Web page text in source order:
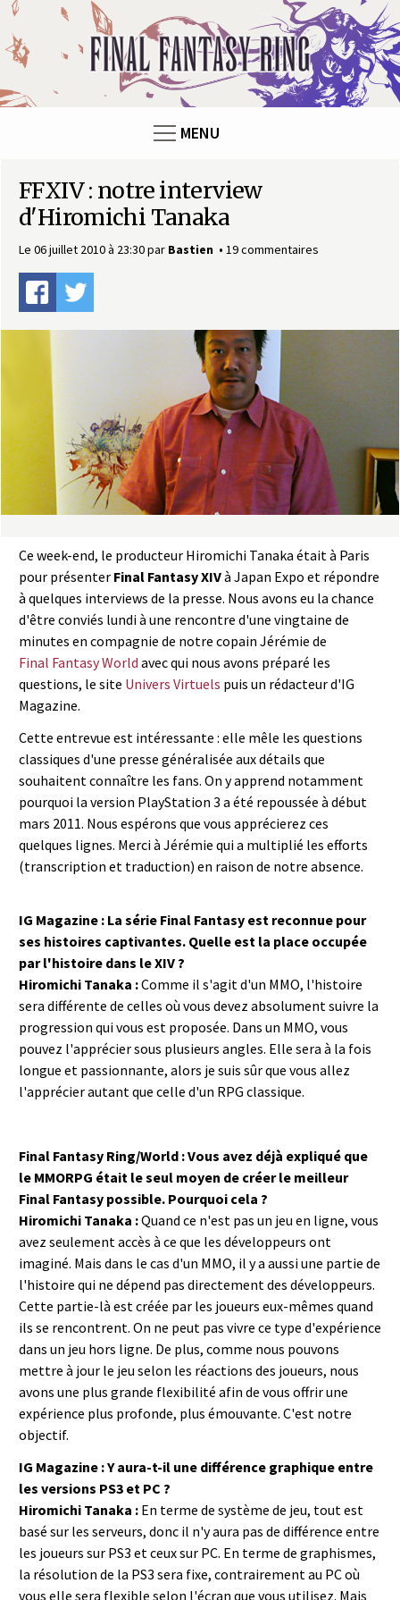
F
n
n
s
y
MENU
FFXIV : notre interview
d'Hiromichi Tanaka
Le 06 juillet 2010 à 23:30par Bastien 19 commentaires
Ce week-end, le producteur Hiromichi Tanaka était à Paris
pour présenter Final Fantasy XIVà Japan Expo et répondre
à quelques interviews de la presse. Nous avons eu la chance
d'être conviés lundi à une rencontre d'une vingtaine de
minutes en compagnie de notre copain Jérémie de
Final Fantasy World avec qui nous avons préparé les
questions, le site Univers Virtuels puis un rédacteur d'IG
Magazine.
Cette entrevue est intéressante : elle mêle les questions
classiques d'une presse généralisée aux détails que
souhaitent connaître les fans. On y apprend notamment
pourquoi la version PlayStation 3 a été repoussée à début
mars 2011. Nous espérons que vous apprécierez ces
quelques lignes. Merci à Jérémie qui a multiplié les efforts
(transcription et traduction) en raison de notre absence.
IG Magazine : La série Final Fantasy est reconnue pour
ses histoires captivantes. Quelle est la place occupée
par l'histoire dans le XIV ?
Hiromichi Tanaka :Comme il s'agit d'un MMO, l'histoire
sera différente de celles où vous devez absolument suivre la
progression qui vous est proposée. Dans un MMO, vous
pouvez l'apprécier sous plusieurs angles. Elle sera à la fois
longue et passionnante, alors je suis sûr que vous allez
l'apprécier autant que celle d'un RPG classique.
Final Fantasy Ring/World : Vous avez déjà expliqué que
le MMORPG était le seul moyen de créer le meilleur
Final Fantasy possible. Pourquoi cela ?
Hiromichi Tanaka :Quand ce n'est pas un jeu en ligne, vous
avez seulement accès à ce que les développeurs ont
imaginé. Mais dans le cas d'un MMO, il y a aussi une partie de
l'histoire qui ne dépend pas directement des développeurs.
Cette partie-là est créée par les joueurs eux-mêmes quand
ils se rencontrent. On ne peut pas vivre ce type d'expérience
dans un jeu hors ligne. De plus, comme nous pouvons
mettre à jour le jeu selon les réactions des joueurs, nous
avons une plus grande flexibilité afin de vous offrir une
expérience plus profonde, plus émouvante. C'est notre
objectif.
IG Magazine : Y aura-t-il une différence graphique entre
les versions PS3 et PC ?
Hiromichi Tanaka : En terme de système de jeu, tout est
basé sur les serveurs, donc il n'y aura pas de différence entre
les joueurs sur PS3 et ceux sur PC. En terme de graphismes,
la résolution de la PS3 sera fixe, contrairement au PC où
vous elle sera flexible selon l'écran que vous utilisez. Mais